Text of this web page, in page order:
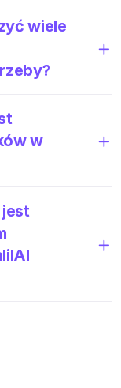
wiele
w
jest